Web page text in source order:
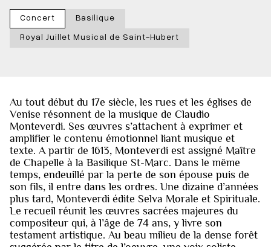
Concert
Basilique
Royal Juillet Musical de Saint-Hubert
Au tout début du 17e siècle, les rues et les églises de
Venise résonnent de la musique de Claudio
Monteverdi. Ses œuvres s’attachent à exprimer et
amplifier le contenu émotionnel liant musique et
texte. A partir de 1613, Monteverdi est assigné Maître
de Chapelle à la Basilique St-Marc. Dans le même
temps, endeuillé par la perte de son épouse puis de
son fils, il entre dans les ordres. Une dizaine d’années
plus tard, Monteverdi édite Selva Morale et Spirituale.
Le recueil réunit les œuvres sacrées majeures du
compositeur qui, à l’âge de 74 ans, y livre son
testament artistique. Au beau milieu de la dense forêt